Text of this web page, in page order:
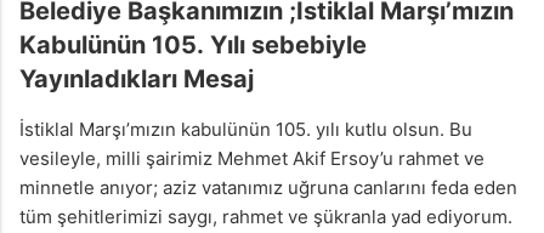
Belediye Başkanımızın ;İstiklal Marşı’mızın
Kabulünün 105. Yılı sebebiyle
Yayınladıkları Mesaj
İstiklal Marşı’mızın kabulünün 105. yılı kutlu olsun. Bu
vesileyle, milli şairimiz Mehmet Akif Ersoy’u rahmet ve
minnetle anıyor; aziz vatanımız uğruna canlarını feda eden
tüm şehitlerimizi saygı, rahmet ve şükranla yad ediyorum.